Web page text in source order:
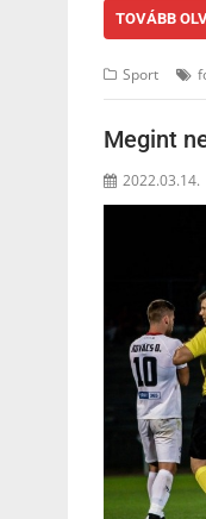
TOVÁBB
Sport
Megint
2022.03.14.